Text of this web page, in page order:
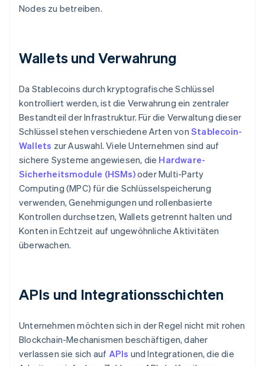
Nodes zu betreiben.
Wallets und Verwahrung
Da Stablecoins durch kryptografische Schlüssel
kontrolliert werden, ist die Verwahrung ein zentraler
Bestandteil der Infrastruktur. Für die Verwaltung dieser
Schlüssel stehen verschiedene Arten von Stablecoin-
Wallets zur Auswahl. Viele Unternehmen sind auf
sichere Systeme angewiesen, die Hardware-
Sicherheitsmodule (HSMs)oder Multi-Party
Computing (MPC) für die Schlüsselspeicherung
verwenden, Genehmigungen und rollenbasierte
Kontrollen durchsetzen, Wallets getrennt halten und
Konten in Echtzeit auf ungewöhnliche Aktivitäten
überwachen.
APIs und Integrationsschichten
Unternehmen möchten sich in der Regel nicht mit rohen
Blockchain-Mechanismen beschäftigen, daher
verlassen sie sich auf APIs und Integrationen, die die